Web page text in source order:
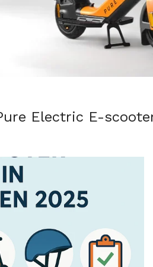
Electric E-